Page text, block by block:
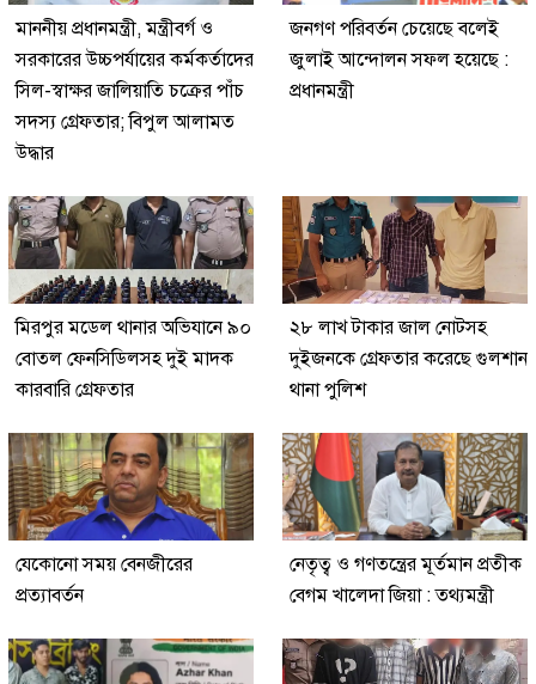
মাননীয় প্রধানমন্ত্রী, মন্ত্রীবর্গ ও
সরকারের উচ্চপর্যায়ের কর্মকর্তাদের
সিল-স্বাক্ষর জালিয়াতি চক্রের পাঁচ
সদস্য গ্রেফতার; বিপুল আলামত
উদ্ধার
জনগণ পরিবর্তন চেয়েছে বলেই
জুলাই আন্দোলন সফল হয়েছে :
প্রধানমন্ত্রী
মিরপুর মডেল থানার অভিযানে ৯০
বোতল ফেনসিডিলসহ দুই মাদক
কারবারি গ্রেফতার
২৮ লাখ টাকার জাল নোটসহ
দুইজনকে গ্রেফতার করেছে গুলশান
থানা পুলিশ
যেকোনো সময় বেনজীরের
প্রত্যাবর্তন
নেতৃত্ব ও গণতন্ত্রের মূর্তমান প্রতীক
বেগম খালেদা জিয়া : তথ্যমন্ত্রী